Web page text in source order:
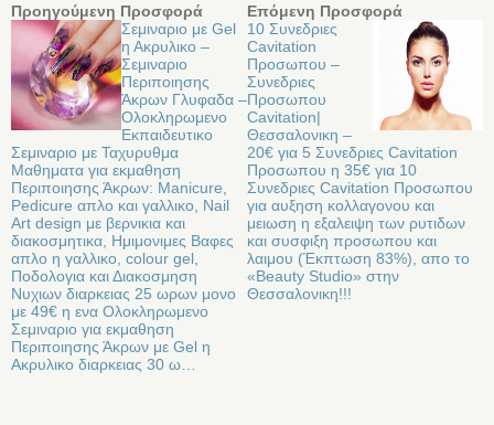
Προηγούμενη Προσφορά
Σεμιναριο με Gel
η Ακρυλικο –
Σεμιναριο
Περιποιησης
Άκρων Γλυφαδα –
Oλοκληρωμενο
Eκπαιδευτικο
Σεμιναριο με Ταχυρυθμα
Μαθηματα για εκμαθηση
Περιποιησης Άκρων: Manicure,
Pedicure απλο και γαλλικο, Nail
Art design με βερνικια και
διακοσμητικα, Ημιμονιμες Βαφες
απλο η γαλλικο, colour gel,
Ποδολογια και Διακοσμηση
Νυχιων διαρκειας 25 ωρων μονο
με 49€ η ενα Ολοκληρωμενο
Σεμιναριο για εκμαθηση
Περιποιησης Άκρων με Gel η
Ακρυλικο διαρκειας 30 ω…
Επόμενη Προσφορά
10 Συνεδριες
Cavitation
Προσωπου –
Συνεδριες
Προσωπου
Cavitation|
Θεσσαλονικη –
20€ για 5 Συνεδριες Cavitation
Προσωπου η 35€ για 10
Συνεδριες Cavitation Προσωπου
για αυξηση κολλαγονου και
μειωση η εξαλειψη των ρυτιδων
και συσφιξη προσωπου και
λαιμου (Έκπτωση 83%), απο το
«Beauty Studio» στην
Θεσσαλονικη!!!